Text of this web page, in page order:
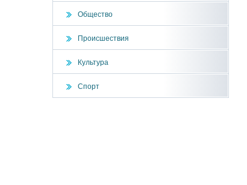
Общество
Происшествия
Культура
Спорт